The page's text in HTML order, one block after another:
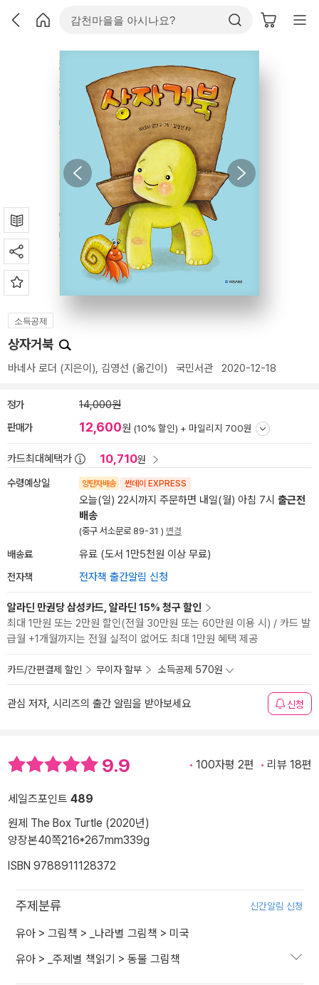
소득공제
상자거북
바네사 로더 (지은이), 김영선 (옮긴이) 국민서관 2020-12-18
정가 14,000원
판매가 12,600원 (10% 할인) + 마일리지 700원
카드최대혜택가 10,710원
수령예상일 양탄자배송 썬데이 EXPRESS
오늘(일) 22시까지 주문하면 내일(월) 아침 7시 출근전
배송
(중구 서소문로 89-31 ) 변경
배송료 유료 (도서 1만5천원 이상 무료)
전자책 전자책 출간알림 신청
알라딘 만권당 삼성카드, 알라딘 15% 청구 할인
최대 1만원 또는 2만원 할인(전월 30만원 또는 60만원 이용 시) / 카드 발
급월 +1개월까지는 전월 실적이 없어도 최대 1만원 혜택 제공
카드/간편결제 할인 무이자 할부 소득공제 570원
관심 저자, 시리즈의 출간 알림을 받아보세요 신청
9.9 100자평 2편 리뷰 18편
세일즈포인트 489
원제 The Box Turtle (2020년)
양장본40쪽216*267mm339g
ISBN 9788911128372
주제분류 신간알림 신청
유아 > 그림책 > _나라별 그림책 > 미국
유아 > _주제별 책읽기 > 동물 그림책